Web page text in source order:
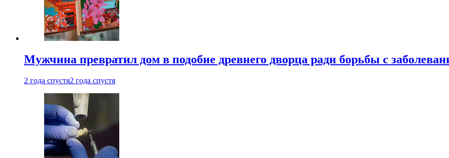
Мужчина превратил дом в подобие древнего дворца ради борьбы с
2 года спустя2 года спустя